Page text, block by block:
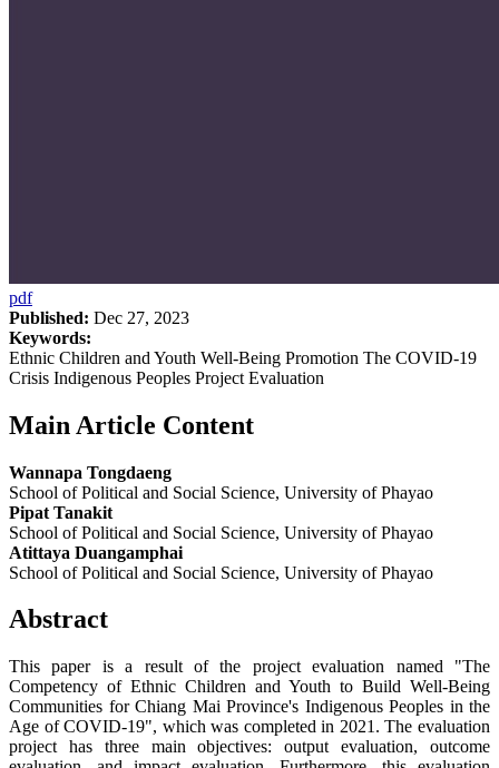
pdf
Published: Dec 27, 2023
Keywords:
Ethnic Children and Youth Well-Being Promotion The COVID-19
Crisis Indigenous Peoples Project Evaluation
Main Article Content
Wannapa Tongdaeng
School of Political and Social Science, University of Phayao
Pipat Tanakit
School of Political and Social Science, University of Phayao
Atittaya Duangamphai
School of Political and Social Science, University of Phayao
Abstract
This paper is a result of the project evaluation named "The
Competency of Ethnic Children and Youth to Build Well-Being
Communities for Chiang Mai Province's Indigenous Peoples in the
Age of COVID-19", which was completed in 2021. The evaluation
project has three main objectives: output evaluation, outcome